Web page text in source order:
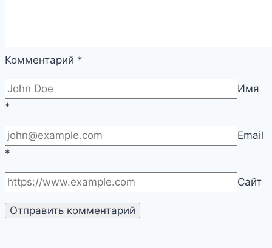
Комментарий *
Имя
*
Email
*
Сайт